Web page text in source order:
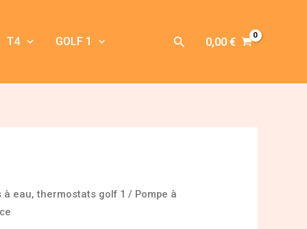
T4 GOLF 1 Rechercher
0,00 €
à eau, thermostats golf 1 / Pompe à